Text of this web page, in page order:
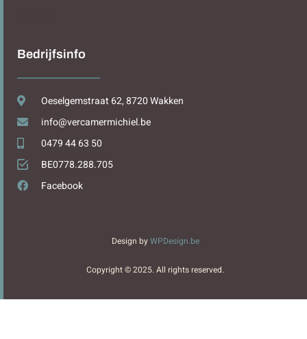
Bedrijfsinfo
Oeselgemstraat 62, 8720 Wakken
info@vercamermichiel.be
0479 44 63 50
BE0778.288.705
Facebook
Design byWPDesign.be
Copyright © 2025. All rights reserved.